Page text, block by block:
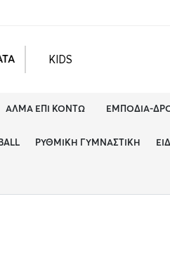
KIDS
ΆΛΜΑ ΕΠΊ ΚΟΝΤΏ ΕΜΠΌΔΙΑ-
ΡΥΘΜΙΚΉ ΓΥΜΝΑΣΤΙΚΉ